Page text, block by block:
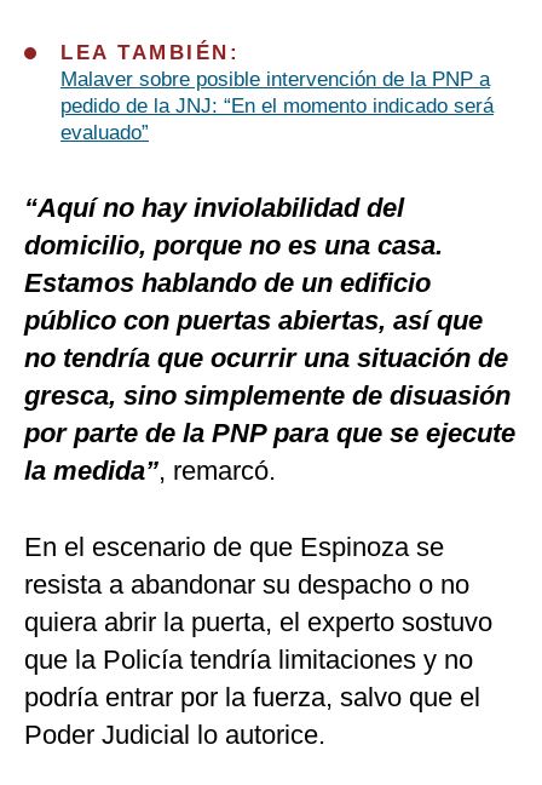
LEA TAMBIÉN:
Malaver sobre posible intervención de la PNP a
pedido de la JNJ: “En el momento indicado será
evaluado”
“Aquí no hay inviolabilidad del
domicilio, porque no es una casa.
Estamos hablando de un edificio
público con puertas abiertas, así que
no tendría que ocurrir una situación de
gresca, sino simplemente de disuasión
por parte de la PNP para que se ejecute
la medida”, remarcó.
En el escenario de que Espinoza se
resista a abandonar su despacho o no
quiera abrir la puerta, el experto sostuvo
que la Policía tendría limitaciones y no
podría entrar por la fuerza, salvo que el
Poder Judicial lo autorice.